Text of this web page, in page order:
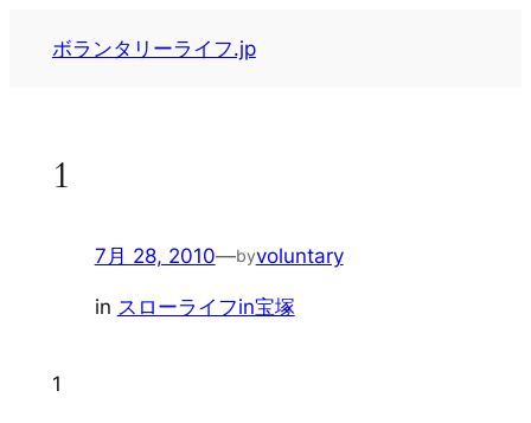
ボランタリーライフ.jp
1
7月 28, 2010—byvoluntary
in スローライフin宝塚
1